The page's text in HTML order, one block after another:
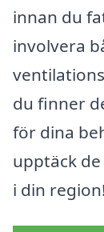
innan du
involvera
du finner
för dina
upptäck
i din region!